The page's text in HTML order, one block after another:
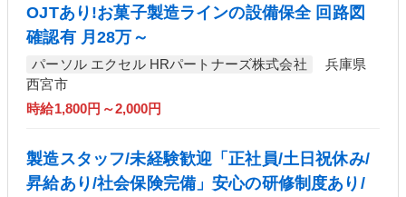
OJTあり!お菓子製造ラインの設備保全 回路図
確認有 月28万～
パーソル エクセル HRパートナーズ株式会社
兵庫県
西宮市
時給1,800円～2,000円
製造スタッフ/未経験歓迎「正社員/土日祝休み/
昇給あり/社会保険完備」安心の研修制度あり/